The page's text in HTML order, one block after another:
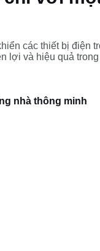
các thiết bị điện
lợi và hiệu quả